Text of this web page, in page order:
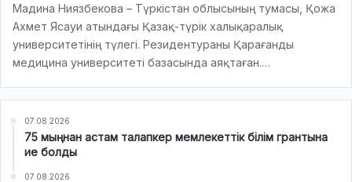
Мадина Ниязбекова – Түркістан облысының тумасы, Қожа
Ахмет Ясауи атындағы Қазақ-түрік халықаралық
университетінің түлегі. Резидентураны Қарағанды
медицина университеті базасында аяқтаған.…
07.08.2026
75 мыңнан астам талапкер мемлекеттік білім грантына
ие болды
07.08.2026